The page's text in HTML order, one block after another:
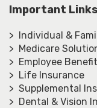
Important Links
> Individual &
> Medicare
> Employee
> Life Insurance
> Supplemental
> Dental & Vision